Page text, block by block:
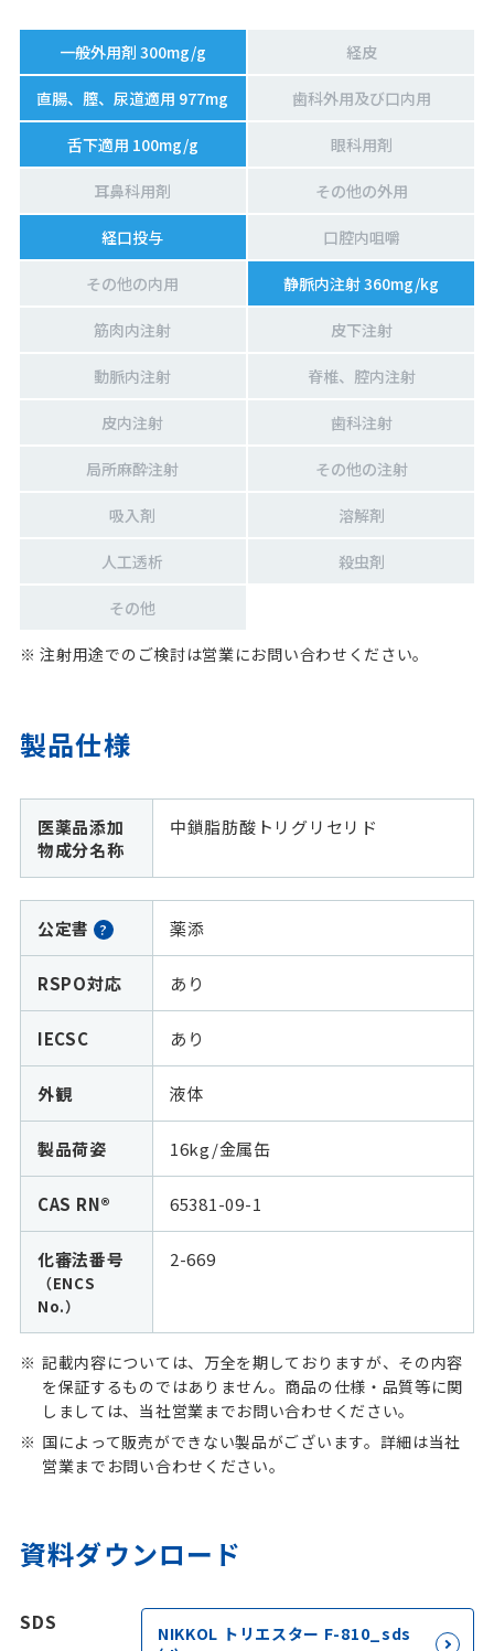
一般外用剤 300mg/g 経皮
直腸、膣、尿道適用 977mg 歯科外用及び口内用
舌下適用 100mg/g 眼科用剤
耳鼻科用剤 その他の外用
経口投与 口腔内咀嚼
その他の内用 静脈内注射 360mg/kg
筋肉内注射 皮下注射
動脈内注射 脊椎、腔内注射
皮内注射 歯科注射
局所麻酔注射 その他の注射
吸入剤 溶解剤
人工透析 殺虫剤
その他
※ 注射用途でのご検討は営業にお問い合わせください。
製品仕様
医薬品添加
物成分名称
中鎖脂肪酸トリグリセリド
公定書 ? 薬添
RSPO対応 あり
IECSC あり
外観 液体
製品荷姿 16kg/金属缶
CAS RN® 65381-09-1
化審法番号
（ENCS
No.）
2-669
記載内容については、万全を期しておりますが、その内容
を保証するものではありません。商品の仕様・品質等に関
しましては、当社営業までお問い合わせください。
国によって販売ができない製品がございます。詳細は当社
営業までお問い合わせください。
資料ダウンロード
SDS
NIKKOL トリエスター F-810_sds